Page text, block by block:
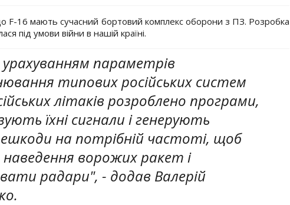
F-16 мають сучасний бортовий комплекс оборони з ПЗ. Розробка
під умови війни в нашій країні.
параметрів
типових російських систем
літаків розроблено програми,
їхні сигнали і генерують
на потрібній частоті, щоб
ворожих ракет і
радари", - додав Валерій